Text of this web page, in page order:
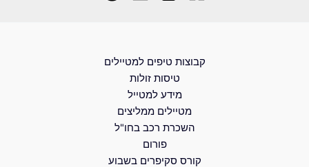
קבוצות טיפים למטיילים
טיסות זולות
מידע למטייל
מטיילים ממליצים
השכרת רכב בחו"ל
פורום
קורס סקיפרים בשבוע